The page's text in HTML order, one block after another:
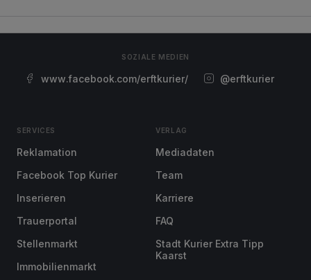
SOZIALE MEDIEN
www.facebook.com/erftkurier/ @erftkurier
SERVICES
Reklamation
Facebook Top Kurier
Inserieren
Trauerportal
Stellenmarkt
Immobilienmarkt
VERLAG
Mediadaten
Team
Karriere
FAQ
Stadt Kurier Extra Tipp
Kaarst